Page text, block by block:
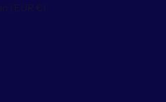
État de la Cité du Vatican (EUR €)